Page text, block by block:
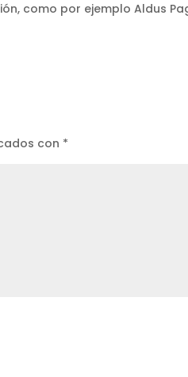
como por ejemplo Aldus
con *